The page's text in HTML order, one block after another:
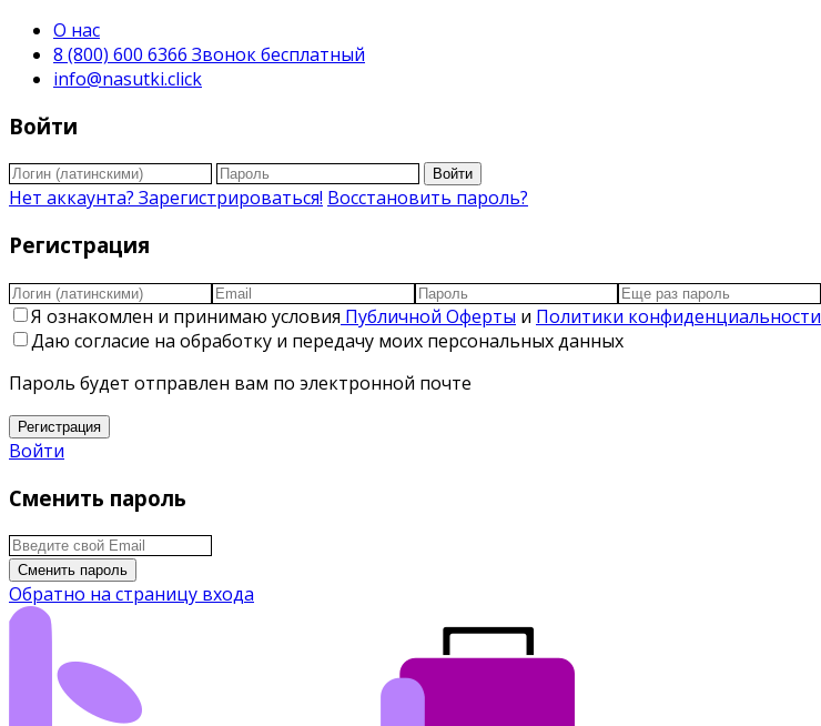
О нас
8 (800) 600 6366 Звонок бесплатный
info@nasutki.click
Войти
Войти
Нет аккаунта? Зарегистрироваться! Восстановить пароль?
Регистрация
Я ознакомлен и принимаю условия Публичной Оферты и Политики конфиденциальности
Даю согласие на обработку и передачу моих персональных данных
Пароль будет отправлен вам по электронной почте
Регистрация
Войти
Сменить пароль
Сменить пароль
Обратно на страницу входа